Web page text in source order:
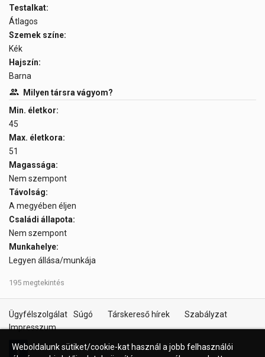
Testalkat:
Átlagos
Szemek színe:
Kék
Hajszín:
Barna
Milyen társra vágyom?
Min. életkor:
45
Max. életkora:
51
Magassága:
Nem szempont
Távolság:
A megyében éljen
Családi állapota:
Nem szempont
Munkahelye:
Legyen állása/munkája
195 megtekintés
Ügyfélszolgálat Súgó Társkereső hírek
Szabályzat
Impresszum
Weboldalunk sütiket/cookie-kat használ a jobb felhasználói